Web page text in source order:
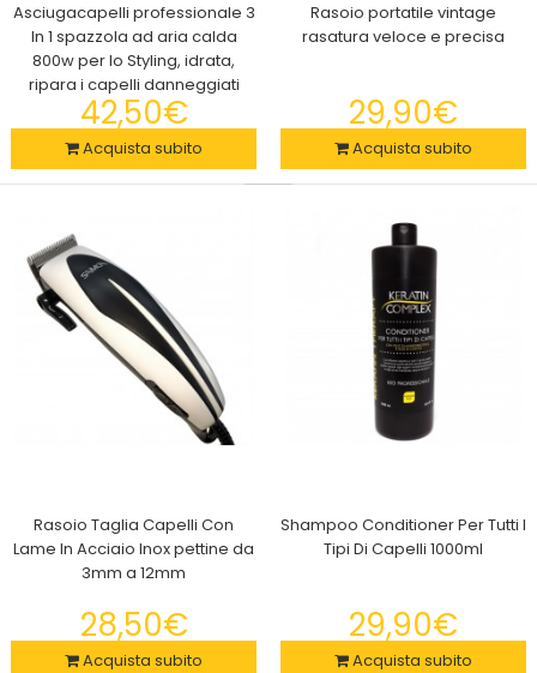
Asciugacapelli 3in1: asciuga, liscia e volumizza
Come si utilizza questa spazzola ad aria calda?1. Per ottenere
risultati più rapidi, utilizzare un..
Asciugacapelli professionale 3
In 1 spazzola ad aria calda
800w per lo Styling, idrata,
ripara i capelli danneggiati
42,50€
Acquista subito
Rasoio portatile vintage
rasatura veloce e precisa
29,90€
Acquista subito
Rasoio Taglia Capelli Con
Lame In Acciaio Inox pettine da
3mm a 12mm
28,50€
Acquista subito
Shampoo Conditioner Per Tutti I
Tipi Di Capelli 1000ml
29,90€
Acquista subito